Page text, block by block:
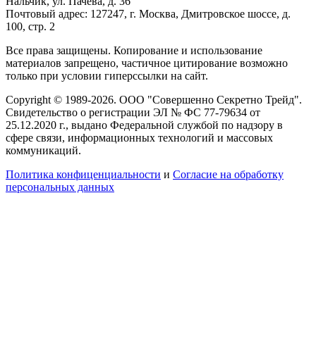
Почтовый адрес: 127247, г. Москва, Дмитровское шоссе, д.
100, стр. 2
Все права защищены. Копирование и использование
материалов запрещено, частичное цитирование возможно
только при условии гиперссылки на сайт.
Copyright © 1989-2026. ООО "Совершенно Секретно Трейд".
Свидетельство о регистрации ЭЛ № ФС 77-79634 от
25.12.2020 г., выдано Федеральной службой по надзору в
сфере связи, информационных технологий и массовых
коммуникаций.
Политика конфиценциальности и Согласие на обработку
персональных данных